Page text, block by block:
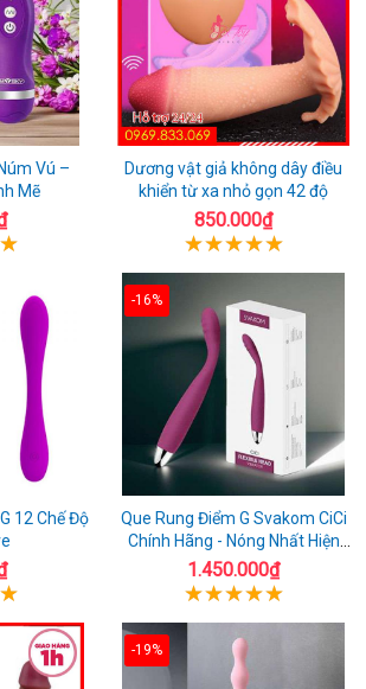
Vú –
Mẽ
Dương vật giả không dây điều
khiển từ xa nhỏ gọn 42 độ
850.000₫
12 Chế Độ
-16%
Que Rung Điểm G Svakom CiCi
Chính Hãng - Nóng Nhất Hiện
Nay
1.450.000₫
-19%